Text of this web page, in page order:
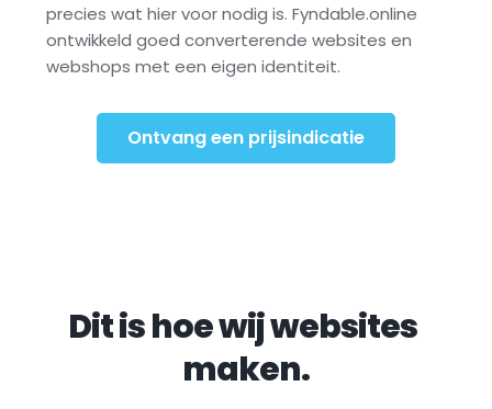
precies wat hier voor nodig is. Fyndable.online
ontwikkeld goed converterende websites en
webshops met een eigen identiteit.
Ontvang een prijsindicatie
Dit is hoe wij websites
maken.